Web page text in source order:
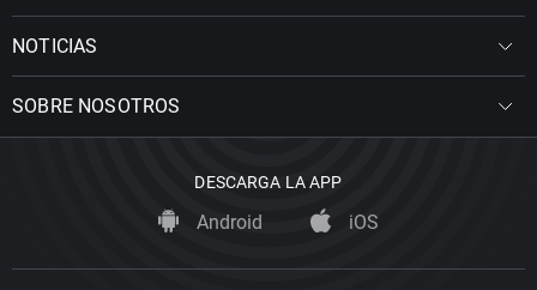
NOTICIAS
SOBRE NOSOTROS
DESCARGA LA APP
Android iOS